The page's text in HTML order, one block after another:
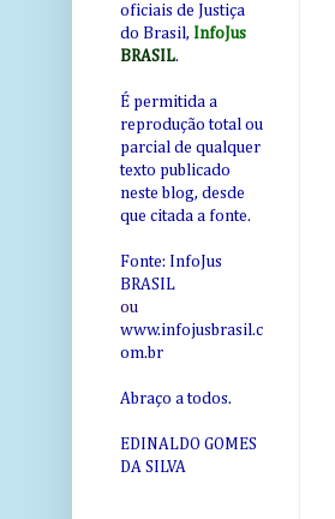
oficiais de Justiça
do Brasil, InfoJus
BRASIL.
É permitida a
reprodução total ou
parcial de qualquer
texto publicado
neste blog, desde
que citada a fonte.
Fonte: InfoJus
BRASIL
ou
www.infojusbrasil.c
om.br
Abraço a todos.
EDINALDO GOMES
DA SILVA